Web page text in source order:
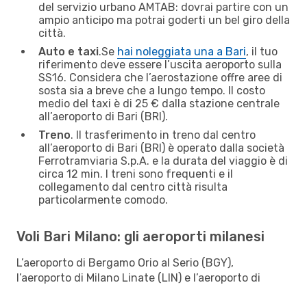
del servizio urbano AMTAB: dovrai partire con un
ampio anticipo ma potrai goderti un bel giro della
città.
Auto e taxi.Se hai noleggiata una a Bari, il tuo
riferimento deve essere l’uscita aeroporto sulla
SS16. Considera che l’aerostazione offre aree di
sosta sia a breve che a lungo tempo. Il costo
medio del taxi è di 25 € dalla stazione centrale
all’aeroporto di Bari (BRI).
Treno. Il trasferimento in treno dal centro
all’aeroporto di Bari (BRI) è operato dalla società
Ferrotramviaria S.p.A. e la durata del viaggio è di
circa 12 min. I treni sono frequenti e il
collegamento dal centro città risulta
particolarmente comodo.
Voli Bari Milano: gli aeroporti milanesi
L’aeroporto di Bergamo Orio al Serio (BGY),
l’aeroporto di Milano Linate (LIN) e l’aeroporto di